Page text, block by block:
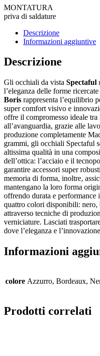
MONTATURA
priva di saldature
Descrizione
Informazioni aggiuntive
Descrizione
Gli occhiali da vista Spectaful
l’eleganza delle forme
Boris rappresenta l’equilibrio
super comfort visivo e
offre il compromesso ideale tra
all’avanguardia, grazie alle
produzione completamente
grammi, gli occhiali Spectaful
altissima qualità in una
dell’ottica: l’acciaio e il
garantire accessori super
memoria di forma, inoltre,
mantengano la loro forma
offrendo durata e
quattro colori disponibili: nero,
attraverso tecniche di
verniciature. Lasciati
dove l’eleganza e
Informazioni
colore Azzurro, Bordeaux,
Prodotti correlati